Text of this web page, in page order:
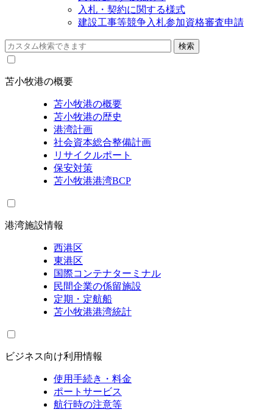
入札・契約に関する様式
建設工事等競争入札参加資格審査申請
苫小牧港の概要
苫小牧港の概要
苫小牧港の歴史
港湾計画
社会資本総合整備計画
リサイクルポート
保安対策
苫小牧港港湾BCP
港湾施設情報
西港区
東港区
国際コンテナターミナル
民間企業の係留施設
定期・定航船
苫小牧港港湾統計
ビジネス向け利用情報
使用手続き・料金
ポートサービス
航行時の注意等